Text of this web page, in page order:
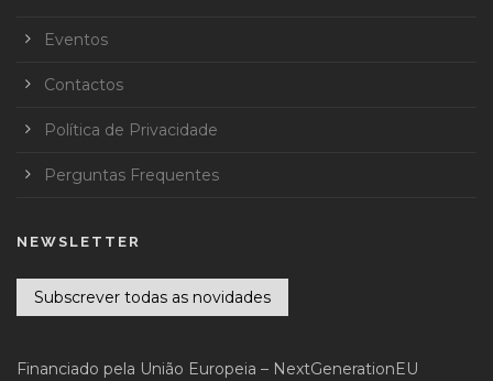
Eventos
Contactos
Política de Privacidade
Perguntas Frequentes
NEWSLETTER
Subscrever todas as novidades
Financiado pela União Europeia – NextGenerationEU